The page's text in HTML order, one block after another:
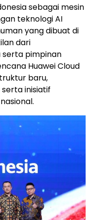
sebagai mesin
teknologi AI
yang dibuat di
dari
serta pimpinan
Huawei Cloud
baru,
inisiatif